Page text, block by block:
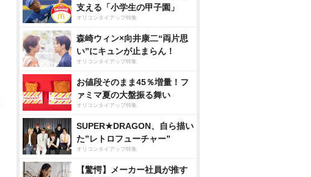
支える「小学生の甲子園」
オリコンタイアップ特集
森崎ウィン×向井康二“両片思
い”にキュンが止まらん！
オリコンタイアップ特集
お値段そのまま45％増量！フ
ァミマ夏の大盤振る舞い
オリコンタイアップ特集
SUPER★DRAGON、自ら描い
た”レトロフューチャー”
オリコンタイアップ特集
【驚愕】メーカー社員が推す